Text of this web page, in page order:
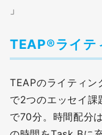
」
TEAP®ライテ
TEAPのライティ
で2つのエッセイ課
で70分。時間配分